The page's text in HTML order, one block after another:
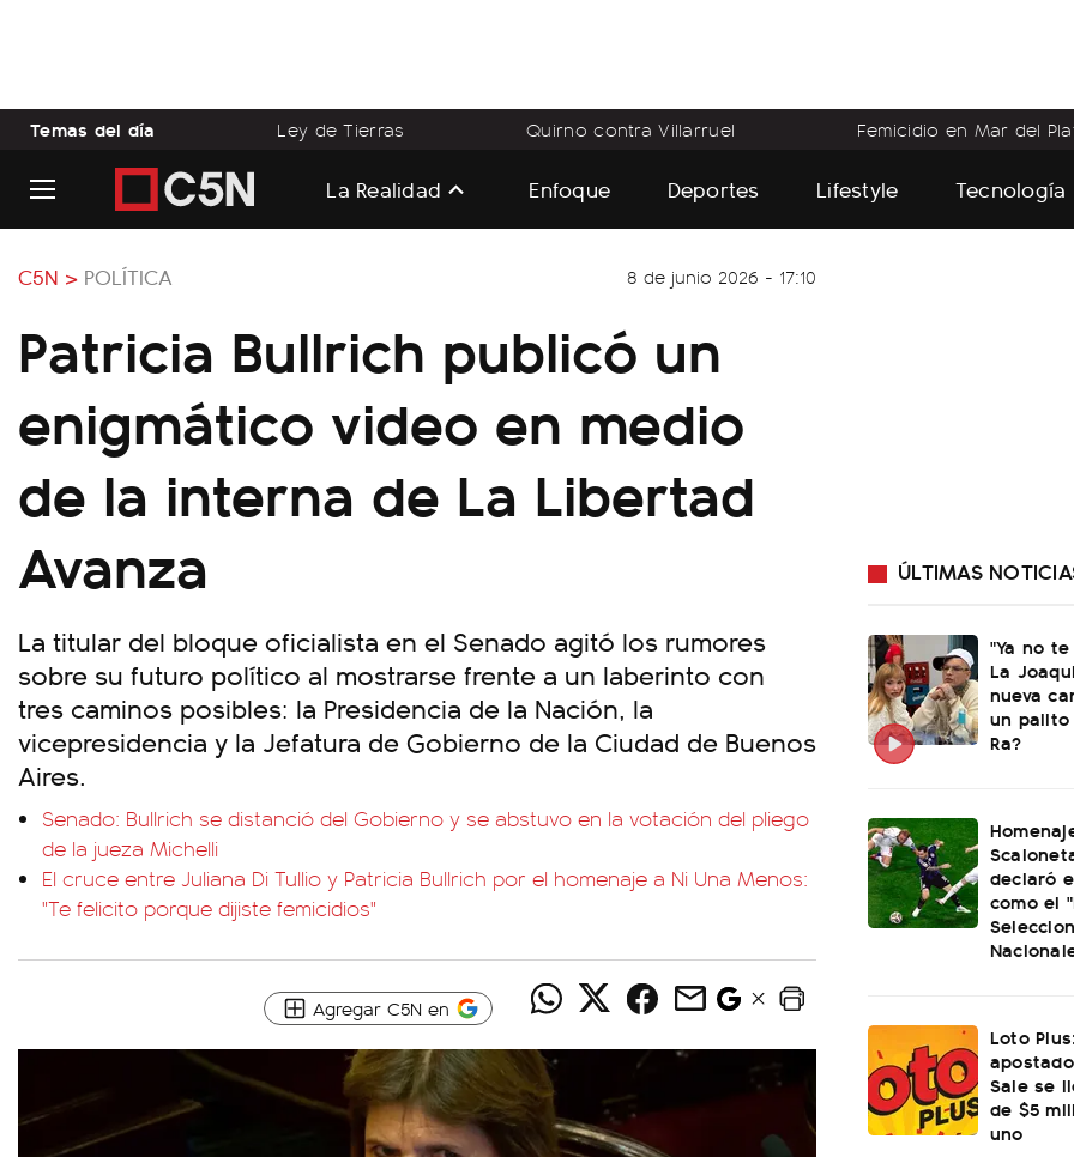
Temas del día Ley de Tierras Quirno contra Villarruel Femicidio en Mar del
La Realidad Enfoque Deportes Lifestyle Tecnología
C5N > POLÍTICA 8 de junio 2026 - 17:10
Patricia Bullrich publicó un
enigmático video en medio
de la interna de La Libertad
Avanza
La titular del bloque oficialista en el Senado agitó los rumores
sobre su futuro político al mostrarse frente a un laberinto con
tres caminos posibles: la Presidencia de la Nación, la
vicepresidencia y la Jefatura de Gobierno de la Ciudad de Buenos
Aires.
Senado: Bullrich se distanció del Gobierno y se abstuvo en la votación del pliego
de la jueza Michelli
El cruce entre Juliana Di Tullio y Patricia Bullrich por el homenaje a Ni Una Menos:
"Te felicito porque dijiste femicidios"
Agregar C5N en
ÚLTIMAS
"Ya no
La
nueva
un palito
Ra?
declaró
como el
Loto
Sale se
de $5
uno